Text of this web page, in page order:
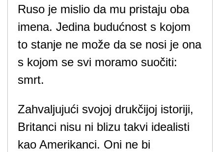
Ruso je mislio da mu pristaju oba
imena. Jedina budućnost s kojom
to stanje ne može da se nosi je ona
s kojom se svi moramo suočiti:
smrt.
Zahvaljujući svojoj drukčijoj istoriji,
Britanci nisu ni blizu takvi idealisti
kao Amerikanci. Oni ne bi